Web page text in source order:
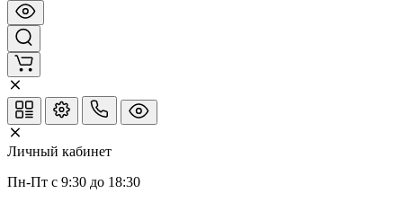
Личный кабинет
Пн-Пт с 9:30 до 18:30